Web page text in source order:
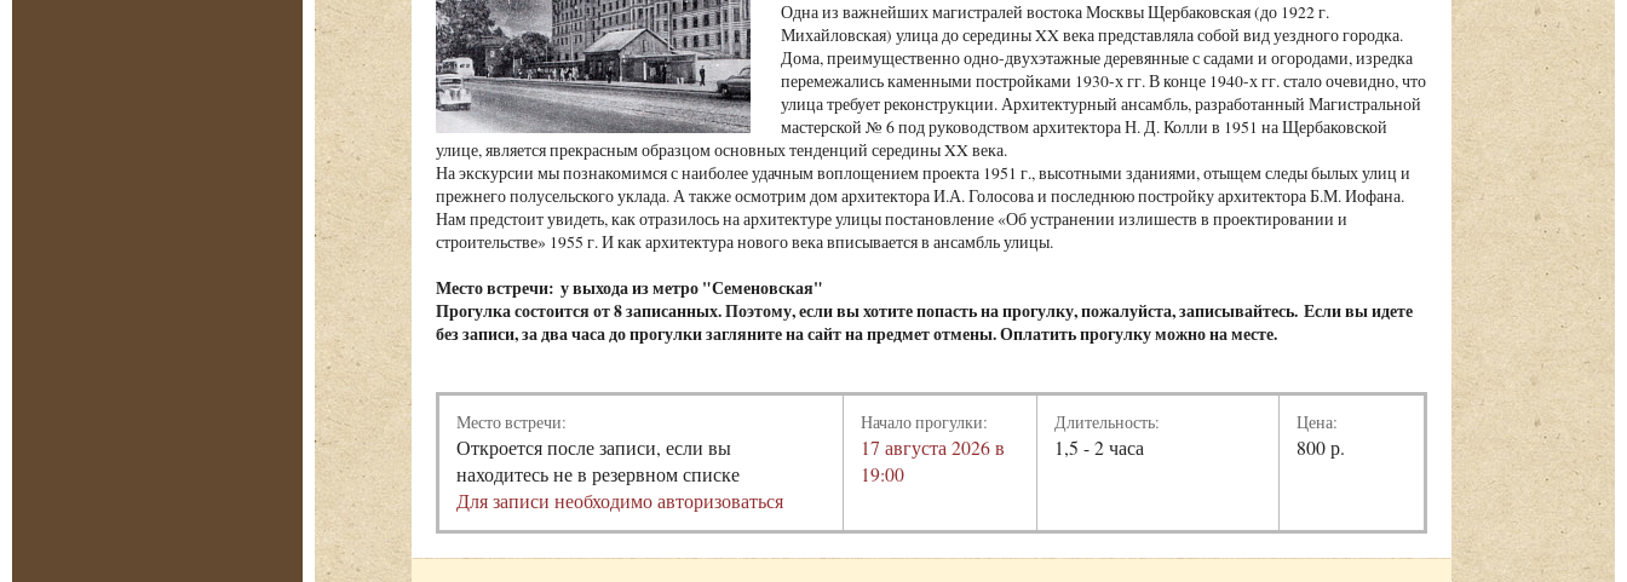
Одна из важнейших магистралей востока Москвы Щербаковская (до 1922 г.
Михайловская) улица до середины XX века представляла собой вид уездного городка.
Дома, преимущественно одно-двухэтажные деревянные с садами и огородами, изредка
перемежались каменными постройками 1930-х гг. В конце 1940-х гг. стало очевидно, что
улица требует реконструкции. Архитектурный ансамбль, разработанный Магистральной
мастерской № 6 под руководством архитектора Н. Д. Колли в 1951 на Щербаковской
улице, является прекрасным образцом основных тенденций середины XX века.
На экскурсии мы познакомимся с наиболее удачным воплощением проекта 1951 г., высотными зданиями, отыщем следы былых улиц и
прежнего полусельского уклада. А также осмотрим дом архитектора И.А. Голосова и последнюю постройку архитектора Б.М. Иофана.
Нам предстоит увидеть, как отразилось на архитектуре улицы постановление «Об устранении излишеств в проектировании и
строительстве» 1955 г. И как архитектура нового века вписывается в ансамбль улицы.
Место встречи: у выхода из метро "Семеновская"
Прогулка состоится от 8 записанных. Поэтому, если вы хотите попасть на прогулку, пожалуйста, записывайтесь. Если вы идете
без записи, за два часа до прогулки загляните на сайт на предмет отмены. Оплатить прогулку можно на месте.
Место встречи:
Откроется после записи, если вы
находитесь не в резервном списке
Для записи необходимо авторизоваться
Начало прогулки:
17 августа 2026 в
19:00
Длительность:
1,5 - 2 часа
Цена:
800 р.